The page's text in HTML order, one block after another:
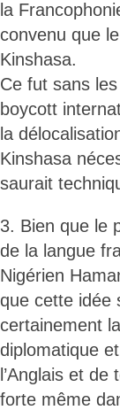
la
convenu que
Kinshasa.
Ce fut sans
boycott
la
Kinshasa
saurait
3. Bien que le
de la langue
Nigérien
que cette idée
certainement
diplomatique
l’Anglais et
forte même